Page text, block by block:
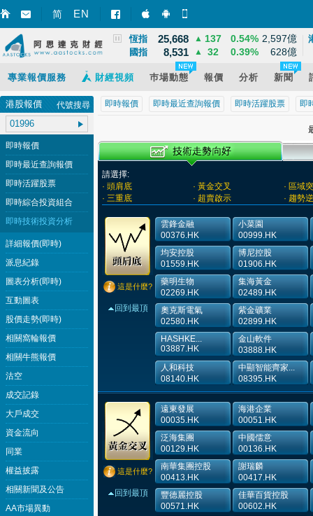
简 EN 智財迅 (iPhone)
智財迅 (Android)
上證 3,940
恆指 25,668 ▲ 137 0.54% 2,597億
國指 8,531 ▲ 32 0.39% 628億
專業報價服務 財經視頻 巿場動態 報價 分析 新聞
即時報價 即時最近查詢報價 即時活躍股票 即
請選擇:
· 頭肩底
· 黃金交叉
· 區域
· 三重底
· 超賣啟示 · 趨勢
這是什麼?
回到最頂
雲鋒金融
00376.HK
小菜園
00999.HK
均安控股
01559.HK
博尼控股
01906.HK
藥明生物
02269.HK
集海黃金
02489.HK
奧克斯電氣
02580.HK
紫金礦業
02899.HK
HASHKE...
03887.HK
金山軟件
03888.HK
人和科技
08140.HK
中顯智能齊家...
08395.HK
這是什麼?
回到最頂
遠東發展
00035.HK
海港企業
00051.HK
泛海集團
00129.HK
中國儒意
00136.HK
南華集團控股
00413.HK
謝瑞麟
00417.HK
豐德麗控股
00571.HK
佳華百貨控股
00602.HK
港股報價 代號搜尋
即時報價
即時最近查詢報價
即時活躍股票
即時綜合投資組合
即時技術投資分析
詳細報價(即時)
派息紀錄
圖表分析(即時)
互動圖表
股價走勢(即時)
相關窩輪報價
相關牛熊報價
沽空
成交記錄
大戶成交
資金流向
同業
權益披露
相關新聞及公告
AA市場異動